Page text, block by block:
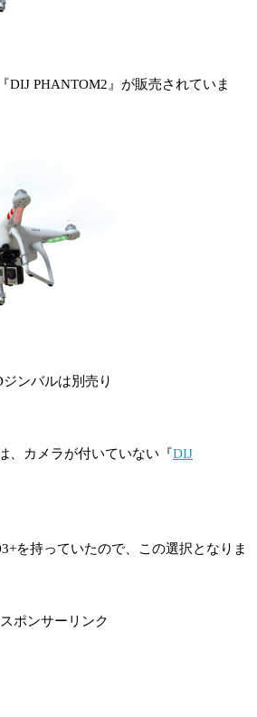
DIJ PHANTOM2』が販売されていま
ンバルは別売り
、カメラが付いていない『DIJ
を持っていたので、この選択となりま
スポンサーリンク